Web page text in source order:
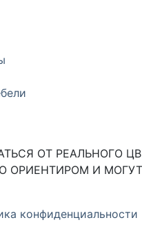
ОТ РЕАЛЬНОГО
И
конфиденциальности